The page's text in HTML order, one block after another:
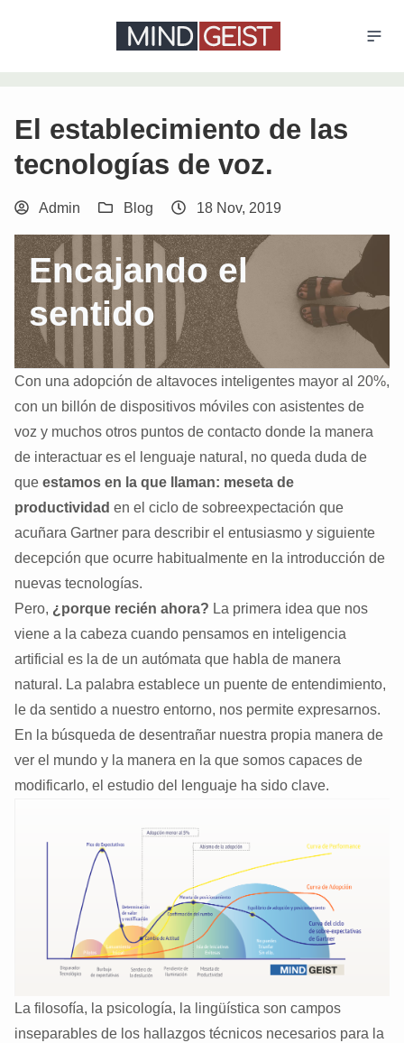
El establecimiento de las
tecnologías de voz.
Admin Blog 18 Nov, 2019
Encajando el
sentido
Con una adopción de altavoces inteligentes mayor al 20%,
con un billón de dispositivos móviles con asistentes de
voz y muchos otros puntos de contacto donde la manera
de interactuar es el lenguaje natural, no queda duda de
que estamos en la que llaman: meseta de
productividad en el ciclo de sobreexpectación que
acuñara Gartner para describir el entusiasmo y siguiente
decepción que ocurre habitualmente en la introducción de
nuevas tecnologías.
Pero, ¿porque recién ahora? La primera idea que nos
viene a la cabeza cuando pensamos en inteligencia
artificial es la de un autómata que habla de manera
natural. La palabra establece un puente de entendimiento,
le da sentido a nuestro entorno, nos permite expresarnos.
En la búsqueda de desentrañar nuestra propia manera de
ver el mundo y la manera en la que somos capaces de
modificarlo, el estudio del lenguaje ha sido clave.
La filosofía, la psicología, la lingüística son campos
inseparables de los hallazgos técnicos necesarios para la